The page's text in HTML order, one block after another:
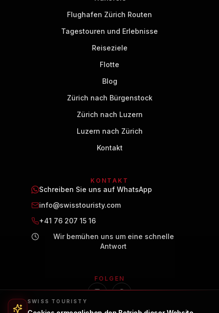
SWISS TOURISTY
Flughafen Zürich Routen
Tagestouren und Erlebnisse
Reiseziele
Flotte
Blog
Zürich nach Bürgenstock
Zürich nach Luzern
Luzern nach Zürich
Kontakt
KONTAKT
Schreiben Sie uns auf WhatsApp
info@swisstouristy.com
+41 76 207 15 16
Wir bemühen uns um eine schnelle
Antwort
FOLGEN